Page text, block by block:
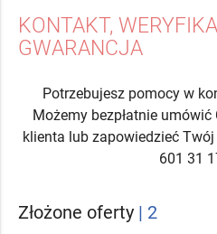
KONTAKT,
GWARANCJA
Potrzebujesz pomocy w
Możemy bezpłatnie
klienta lub zapowiedzieć
601 31
Złożone oferty | 2